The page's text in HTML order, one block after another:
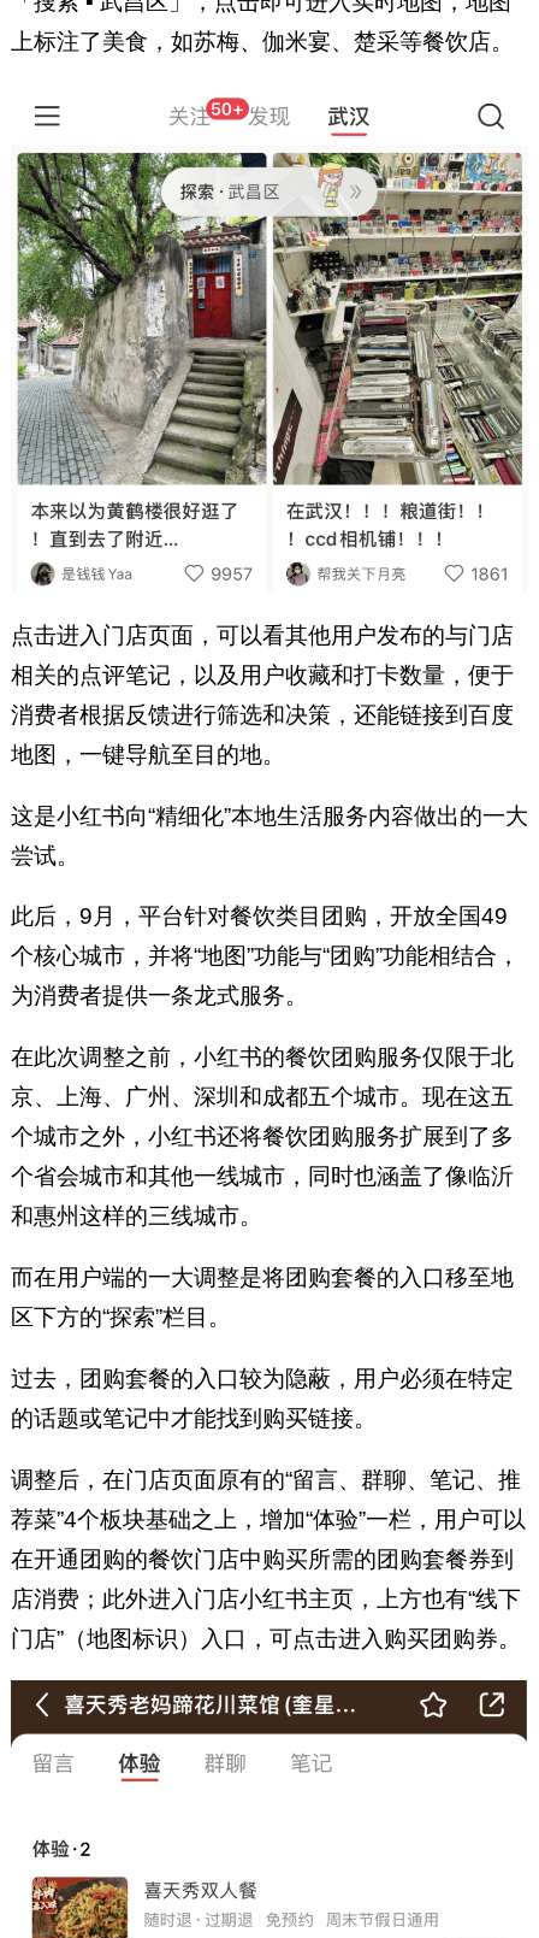
上标注了美食，如苏梅、伽米宴、楚采等餐饮店。
点击进入门店页面，可以看其他用户发布的与门店
相关的点评笔记，以及用户收藏和打卡数量，便于
消费者根据反馈进行筛选和决策，还能链接到百度
地图，一键导航至目的地。
这是小红书向“精细化”本地生活服务内容做出的一大
尝试。
此后，9月，平台针对餐饮类目团购，开放全国49
个核心城市，并将“地图”功能与“团购”功能相结合，
为消费者提供一条龙式服务。
在此次调整之前，小红书的餐饮团购服务仅限于北
京、上海、广州、深圳和成都五个城市。现在这五
个城市之外，小红书还将餐饮团购服务扩展到了多
个省会城市和其他一线城市，同时也涵盖了像临沂
和惠州这样的三线城市。
而在用户端的一大调整是将团购套餐的入口移至地
区下方的“探索”栏目。
过去，团购套餐的入口较为隐蔽，用户必须在特定
的话题或笔记中才能找到购买链接。
调整后，在门店页面原有的“留言、群聊、笔记、推
荐菜”4个板块基础之上，增加“体验”一栏，用户可以
在开通团购的餐饮门店中购买所需的团购套餐券到
店消费；此外进入门店小红书主页，上方也有“线下
门店”（地图标识）入口，可点击进入购买团购券。